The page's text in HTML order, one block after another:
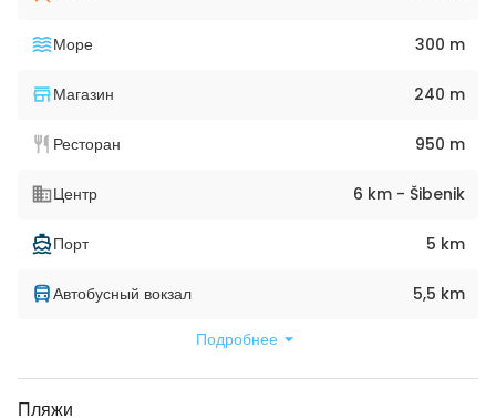
Море 300 m
Магазин 240 m
Ресторан 950 m
Центр 6 km - Šibenik
Порт 5 km
Автобусный вокзал 5,5 km
Подробнее
Пляжи